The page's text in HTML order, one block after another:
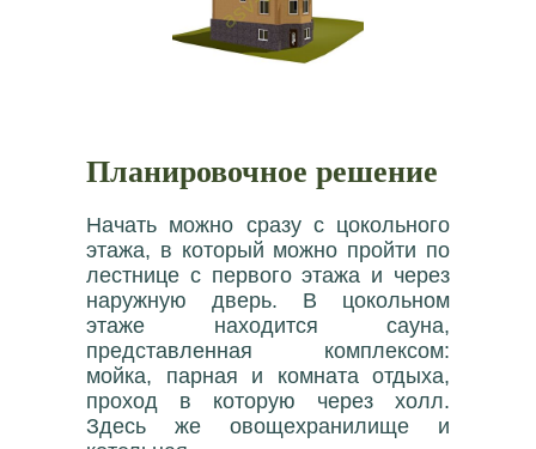
Планировочное решение
Начать можно сразу с цокольного
этажа, в который можно пройти по
лестнице с первого этажа и через
наружную дверь. В цокольном
этаже находится сауна,
представленная комплексом:
мойка, парная и комната отдыха,
проход в которую через холл.
Здесь же овощехранилище и